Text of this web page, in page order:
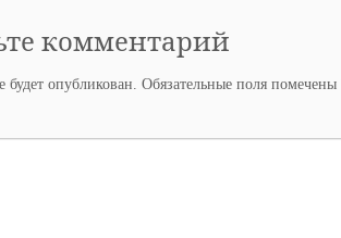
комментарий
будет опубликован. Обязательные поля помечены